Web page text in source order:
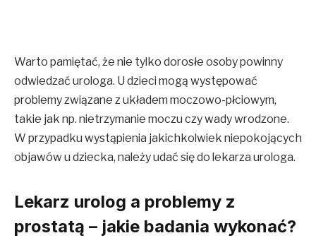
Warto pamiętać, że nie tylko dorosłe osoby powinny
odwiedzać urologa. U dzieci mogą występować
problemy związane z układem moczowo-płciowym,
takie jak np. nietrzymanie moczu czy wady wrodzone.
W przypadku wystąpienia jakichkolwiek niepokojących
objawów u dziecka, należy udać się do lekarza urologa.
Lekarz urolog a problemy z
prostatą – jakie badania wykonać?